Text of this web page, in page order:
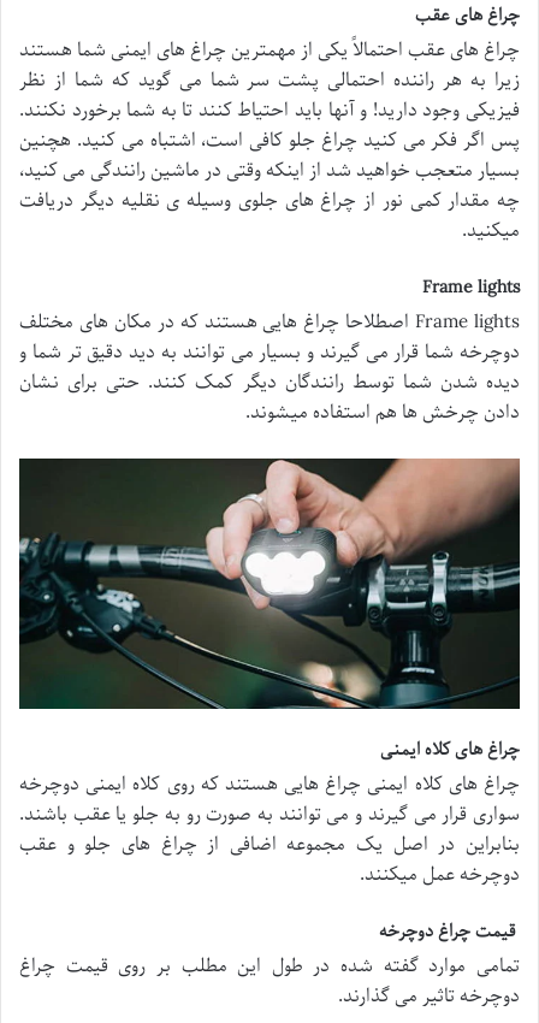
چراغ های عقب
چراغ های عقب احتمالاً یکی از مهمترین چراغ های ایمنی شما هستند
زیرا به هر راننده احتمالی پشت سر شما می گوید که شما از نظر
فیزیکی وجود دارید! و آنها باید احتیاط کنند تا به شما برخورد نکنند.
پس اگر فکر می کنید چراغ جلو کافی است، اشتباه می کنید. هچنین
بسیار متعجب خواهید شد از اینکه وقتی در ماشین رانندگی می کنید،
چه مقدار کمی نور از چراغ های جلوی وسیله ی نقلیه دیگر دریافت
میکنید.
Frame lights
Frame lights اصطلاحا چراغ هایی هستند که در مکان های مختلف
دوچرخه شما قرار می گیرند و بسیار می توانند به دید دقیق تر شما و
دیده شدن شما توسط رانندگان دیگر کمک کنند. حتی برای نشان
دادن چرخش ها هم استفاده میشوند.
چراغ های کلاه ایمنی
چراغ های کلاه ایمنی چراغ هایی هستند که روی کلاه ایمنی دوچرخه
سواری قرار می گیرند و می توانند به صورت رو به جلو یا عقب باشند.
بنابراین در اصل یک مجموعه اضافی از چراغ های جلو و عقب
دوچرخه عمل میکنند.
قیمت چراغ دوچرخه
تمامی موارد گفته شده در طول این مطلب بر روی قیمت چراغ
دوچرخه تاثیر می گذارند.